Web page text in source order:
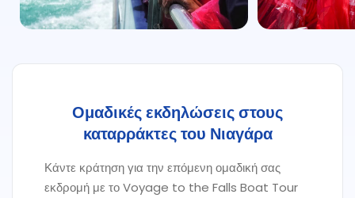
Ομαδικές εκδηλώσεις στους
καταρράκτες του Νιαγάρα
Κάντε κράτηση για την επόμενη ομαδική σας
εκδρομή με το Voyage to the Falls Boat Tour